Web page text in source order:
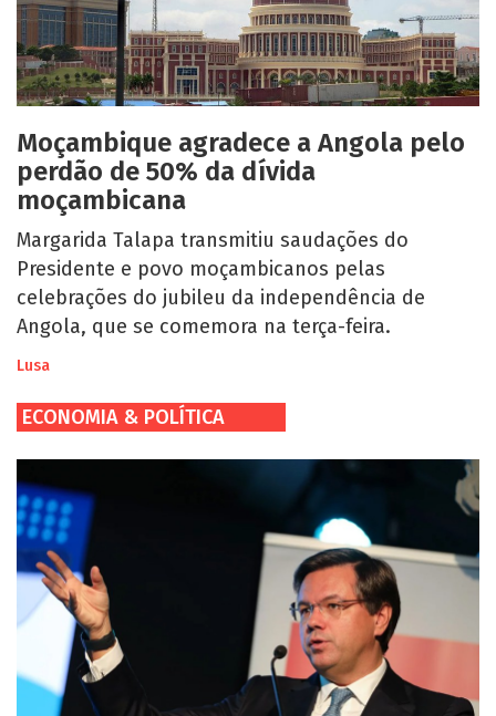
Moçambique agradece a Angola pelo
perdão de 50% da dívida
moçambicana
Margarida Talapa transmitiu saudações do
Presidente e povo moçambicanos pelas
celebrações do jubileu da independência de
Angola, que se comemora na terça-feira.
Lusa
ECONOMIA & POLÍTICA